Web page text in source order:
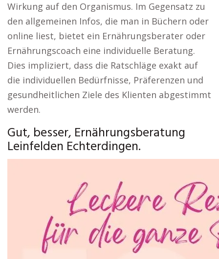
Wirkung auf den Organismus. Im Gegensatz zu
den allgemeinen Infos, die man in Büchern oder
online liest, bietet ein Ernährungsberater oder
Ernährungscoach eine individuelle Beratung.
Dies impliziert, dass die Ratschläge exakt auf
die individuellen Bedürfnisse, Präferenzen und
gesundheitlichen Ziele des Klienten abgestimmt
werden.
Gut, besser, Ernährungsberatung
Leinfelden Echterdingen.